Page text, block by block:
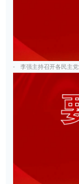
· 李强主持召开各民主党